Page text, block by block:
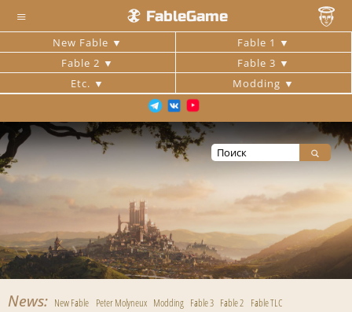
≡ FableGame
New Fable
Fable 1
Fable 2
Fable 3
Etc.
Modding
News New Fable Peter Molyneux Modding Fable 3 Fable 2 Fable TLC